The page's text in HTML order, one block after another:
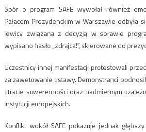
Spór o program SAFE wywołał również
Pałacem Prezydenckim w Warszawie odbyła
lewicy związana z decyzją w sprawie
wypisano hasło „zdrajca!”, skierowane do
Uczestnicy innej manifestacji protestowali
za zawetowanie ustawy. Demonstranci
utracie suwerenności oraz nadmiernym
instytucji europejskich.
Konflikt wokół SAFE pokazuje jednak